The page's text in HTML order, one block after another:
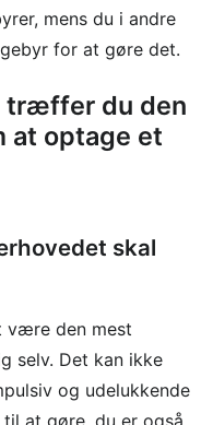
mens du i andre
for at gøre det.
træffer du den
at optage et
skal
være den mest
selv. Det kan ikke
og udelukkende
at gøre, du er også